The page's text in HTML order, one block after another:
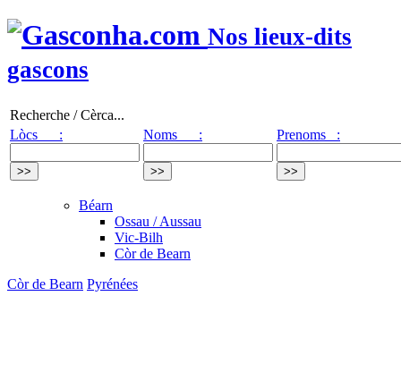
Nos lieux-dits
gascons
Recherche / Cèrca...
Lòcs :
Noms : Prenoms :
Béarn
Ossau / Aussau
Vic-Bilh
Còr de Bearn
Còr de Bearn Pyrénées